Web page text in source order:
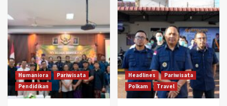
Humaniora
Pariwisata
Pendidikan
Headlines
Pariwisata
Polkam
Travel